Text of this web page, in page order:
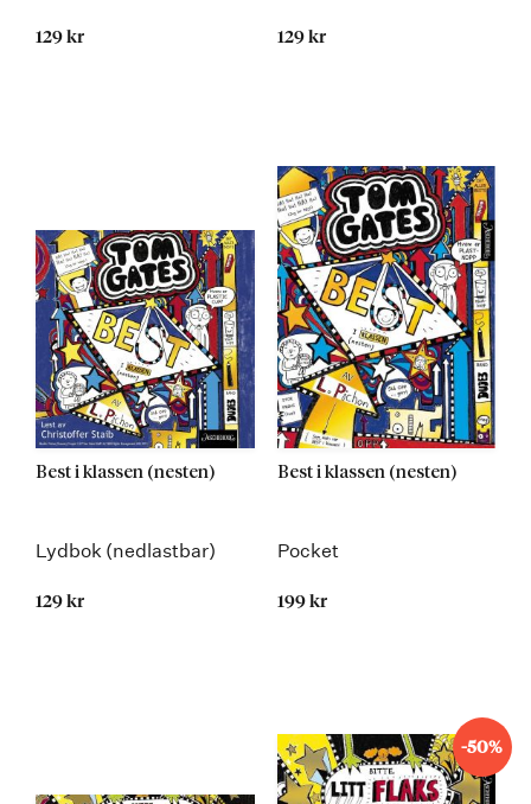
129 kr 129 kr
Best i klassen (nesten)
Lydbok (nedlastbar)
129 kr
Best i klassen (nesten)
Pocket
199 kr
-50%